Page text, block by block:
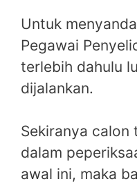
Untuk
Pegawai
terlebih dahulu
dijalankan.
Sekiranya calon
dalam
awal ini, maka